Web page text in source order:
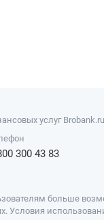
услуг
300 43 83
больше
Условия